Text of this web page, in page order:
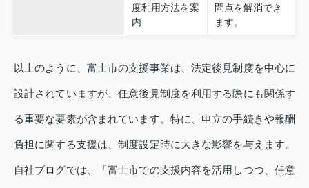
度利用方法を案
内
問点を解消でき
ます。
以上のように、富士市の支援事業は、法定後見制度を中心に
設計されていますが、任意後見制度を利用する際にも関係す
る重要な要素が含まれています。特に、申立の手続きや報酬
負担に関する支援は、制度設定時に大きな影響を与えます。
自社ブログでは、「富士市での支援内容を活用しつつ、任意